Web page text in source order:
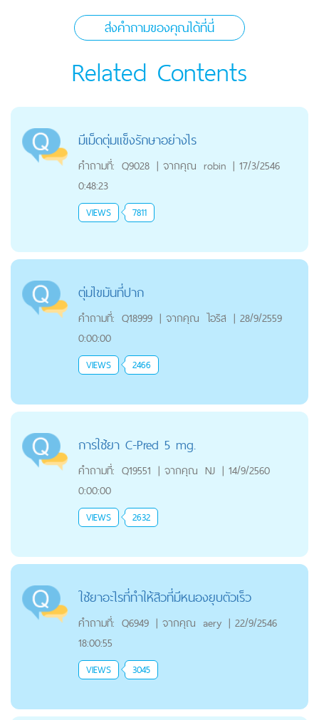
ส่งคำถามของคุณได้ที่นี่
Related Contents
มีเม็ดตุ่มแข็งรักษาอย่างไร
คำถามที่: Q9028 | จากคุณ robin | 17/3/2546
0:48:23
VIEWS 7811
ตุ่มไขมันที่ปาก
คำถามที่: Q18999 | จากคุณ ไอริส | 28/9/2559
0:00:00
VIEWS 2466
การใช้ยา C-Pred 5 mg.
คำถามที่: Q19551 | จากคุณ NJ | 14/9/2560
0:00:00
VIEWS 2632
ใช้ยาอะไรที่ทำให้สิวที่มีหนองยุบตัวเร็ว
คำถามที่: Q6949 | จากคุณ aery | 22/9/2546
18:00:55
VIEWS 3045